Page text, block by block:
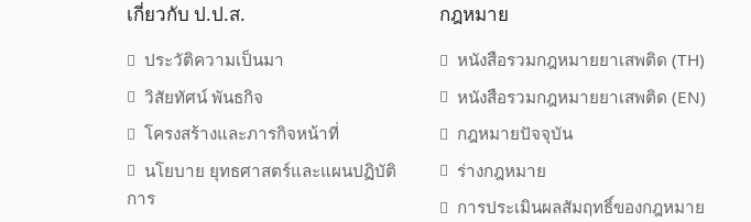
เกี่ยวกับ ป.ป.ส.
ประวัติความเป็นมา
วิสัยทัศน์ พันธกิจ
โครงสร้างและภารกิจหน้าที่
นโยบาย ยุทธศาสตร์และแผนปฏิบัติ
การ
กฎหมาย
หนังสือรวมกฎหมายยาเสพติด (TH)
หนังสือรวมกฎหมายยาเสพติด (EN)
กฎหมายปัจจุบัน
ร่างกฎหมาย
การประเมินผลสัมฤทธิ์ของกฎหมาย